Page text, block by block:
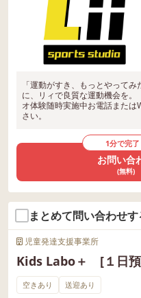
「運動がすき、もっとやって
に、リィで良質な運動機会を
オ体験随時実施中お電話また
さい。
1分で完了
お問い合
(無料)
まとめて問い合わせす
児童発達支援事業所
Kids Labo＋ [１日預
空きあり 送迎あり